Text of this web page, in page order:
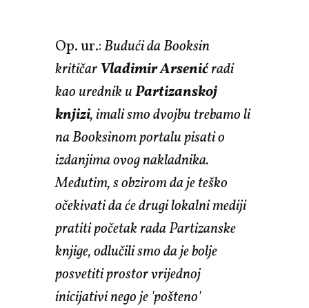
Op. ur.:Budući da Booksin
kritičar Vladimir Arsenićradi
kao urednik uPartizanskoj
knjizi, imali smo dvojbu trebamo li
na Booksinom portalu pisati o
izdanjima ovog nakladnika.
Međutim, s obzirom da je teško
očekivati da će drugi lokalni mediji
pratiti početak rada Partizanske
knjige, odlučili smo da je bolje
posvetiti prostor vrijednoj
inicijativi nego je 'pošteno'